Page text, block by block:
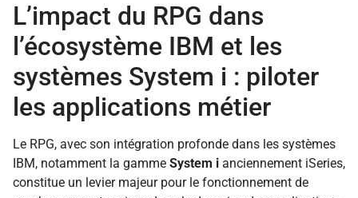
L’impact du RPG dans
l’écosystème IBM et les
systèmes System i : piloter
les applications métier
Le RPG, avec son intégration profonde dans les systèmes
IBM, notamment la gamme System i anciennement iSeries,
constitue un levier majeur pour le fonctionnement de